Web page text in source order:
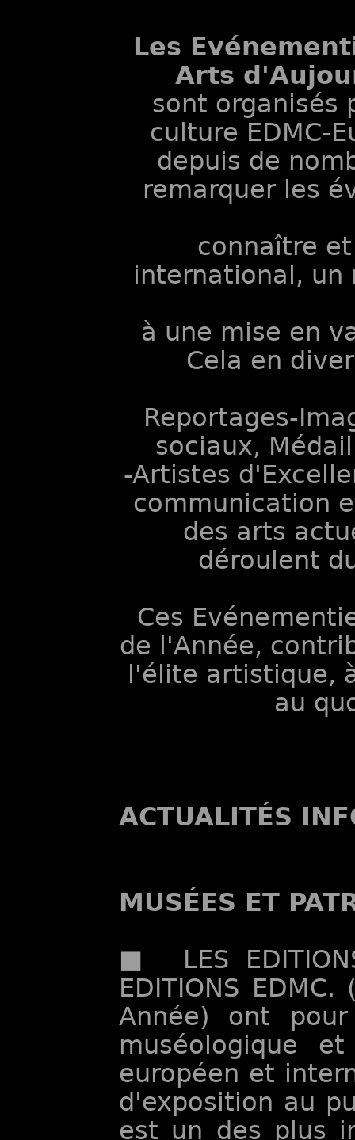
Les
Arts
sont organisés
culture EDMC-
depuis de
remarquer les
connaître
international, un
à une mise en
Cela en
Reportages-
sociaux,
-Artistes
communication
des arts
déroulent
Ces
de l'Année,
l'élite artistique,
au
ACTUALITÉS
MUSÉES ET
■ LES
EDITIONS
Année) ont
muséologique
européen et
d'exposition au
est un des plus